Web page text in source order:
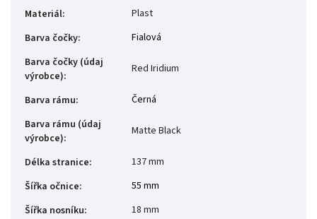
Materiál:
Plast
Barva čočky:
Fialová
Barva čočky (údaj
výrobce):
Red Iridium
Barva rámu:
Černá
Barva rámu (údaj
výrobce):
Matte Black
Délka stranice:
137 mm
Šířka očnice:
55 mm
Šířka nosníku:
18 mm